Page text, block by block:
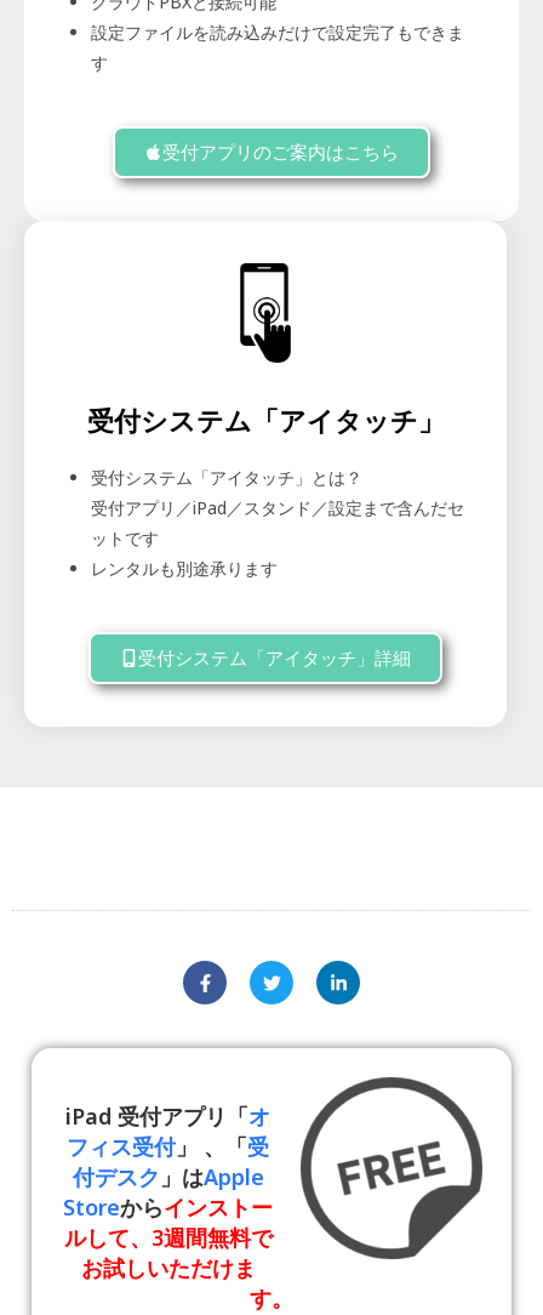
設定ファイルを読み込みだけで設定完了もできま
す
受付アプリのご案内はこちら
受付システム「アイタッチ」
受付システム「アイタッチ」とは？
受付アプリ／iPad／スタンド／設定まで含んだセ
ットです
レンタルも別途承ります
受付システム「アイタッチ」詳細
iPad 受付アプリ「オ
フィス受付」 、「受
付デスク 」はApple
Storeからインストー
ルして、 3週間無料で
お試しいただけま
す。